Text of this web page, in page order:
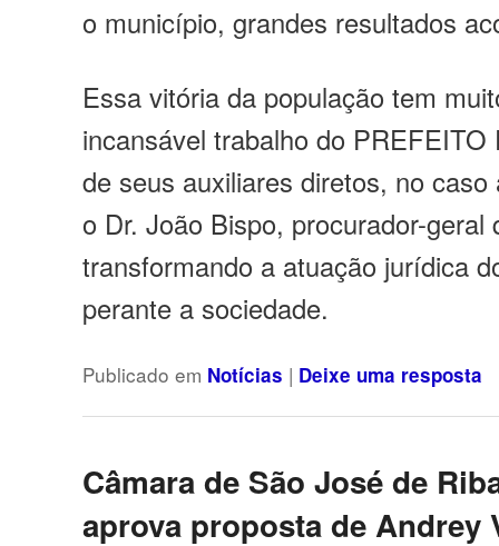
o município, grandes resultados
Essa vitória da população tem
incansável trabalho do
de seus auxiliares diretos, no
o Dr. João Bispo, procurador-geral
transformando a atuação jurídica
perante a sociedade.
Publicado em Notícias | Deixe uma resposta
Câmara de São José de
aprova proposta de Andrey